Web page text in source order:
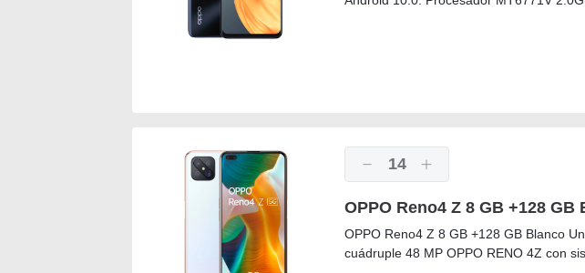
14
OPPO Reno4 Z 8 GB +128
OPPO Reno4 Z 8 GB +128 GB Blanco
cuádruple 48 MP OPPO RENO 4Z con